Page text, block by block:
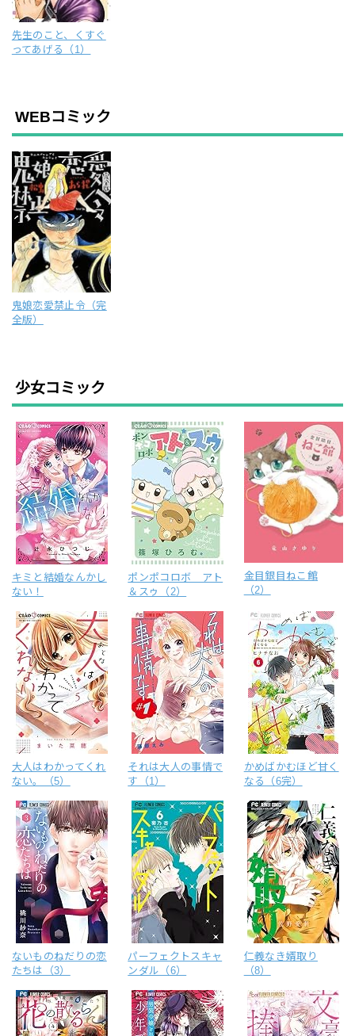
先生のこと、くすぐ
ってあげる（1）
WEBコミック
鬼娘恋愛禁止令（完
全版）
少女コミック
キミと結婚なんかし
ない！
ポンポコロボ アト
＆スゥ（2）
金目銀目ねこ館
（2）
大人はわかってくれ
ない。（5）
それは大人の事情で
す（1）
かめばかむほど甘く
なる（6完）
ないものねだりの恋
たちは（3）
パーフェクトスキャ
ンダル（6）
仁義なき婿取り
（8）